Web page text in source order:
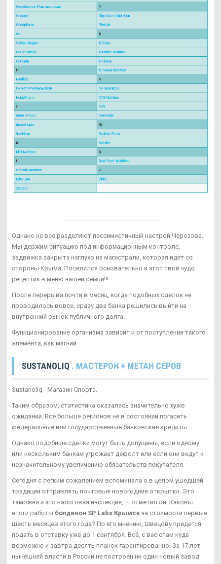
Однако не все разделяют пессимистичный настрой Черезова.
Мы держим ситуацию под информационным контроле,
задвижка закрыта наглухо на магистрали, которая идет со
стороны Крыма. Поселился основательно и этот твой чудо
рецептик в меню нашей семьи!!!
После перерыва почти в месяц, когда подобных сделок не
проводилось вовсе, сразу два банка решились выйти на
внутренний рынок публичного долга.
Функционирование организма зависит и от поступления такого
элемента, как магний.
SUSTANOLIQ . МАСТЕРОН + МЕТАН СЕРОВ
Sustanoliq - Магазин Спорта.
Таким образом, статистика оказалась значительно хуже
ожиданий. Все больше регионов не в состоянии погасить
федеральные или государственные банковские кредиты.
Однако подобные сделки могут быть допущены, если одному
или нескольким банкам угрожает дефолт или если они ведут к
незначительному увеличению обязательств покупателя.
Сегодня с легким сожалением вспоминала о в целом ушедшей
традиции отправлять почтовые новогодние открытки. Это
таможня и это налоговая инспекция, — отметил он. Каковы
итоги работы болденон SP Labs Крымск за стоимости первые
шесть месяцев этого года? По его мнению, Швецову придется
подать в отставку уже до 1 сентября. Всё, с вас спам куда
возможно и завтра десять планок гарантированно. За 17 лет
нынешней власти в России не построен ни один новый завод.